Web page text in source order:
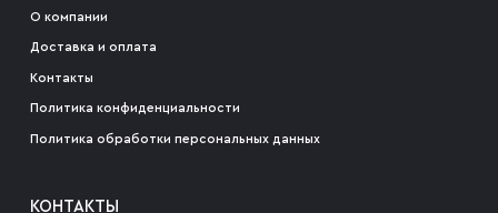
О компании
Доставка и оплата
Контакты
Политика конфиденциальности
Политика обработки персональных данных
КОНТАКТЫ